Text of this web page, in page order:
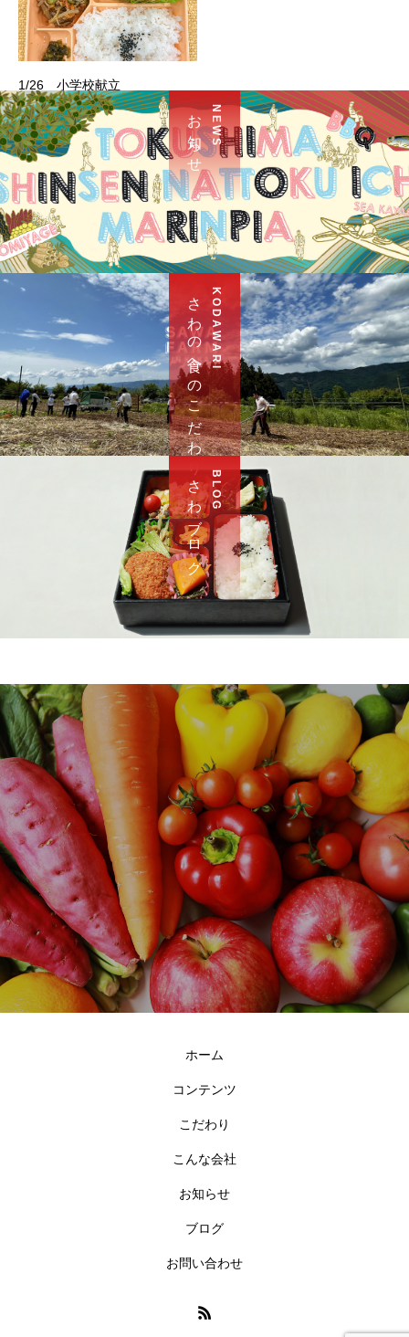
1/26 小学校献立
N E W S
お 知 ら せ
K O D A W A R I
さ わ の 食 へ の こ だ わ り
B L O G
さ わ ブ ロ グ
ホーム
コンテンツ
こだわり
こんな会社
お知らせ
ブログ
お問い合わせ